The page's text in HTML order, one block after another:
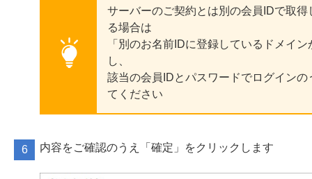
サーバーのご契約とは別の会員IDで取
る場合は
「別のお名前IDに登録しているドメイ
し、
該当の会員IDとパスワードでログイン
てください
内容をご確認のうえ「確定」をクリックします